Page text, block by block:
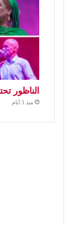
الناظور
منذ 3 أيام